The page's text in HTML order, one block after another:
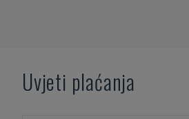
Uvjeti plaćanja